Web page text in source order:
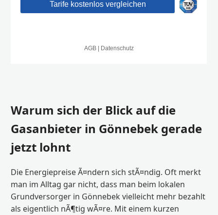
Warum sich der Blick auf die
Gasanbieter in Gönnebek gerade
jetzt lohnt
Die Energiepreise Ã¤ndern sich stÃ¤ndig. Oft merkt
man im Alltag gar nicht, dass man beim lokalen
Grundversorger in Gönnebek vielleicht mehr bezahlt
als eigentlich nÃ¶tig wÃ¤re. Mit einem kurzen